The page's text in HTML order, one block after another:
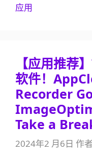
签
应用
【应用推荐
软件！
Recorder
Take a
2024年2 月6日 作者